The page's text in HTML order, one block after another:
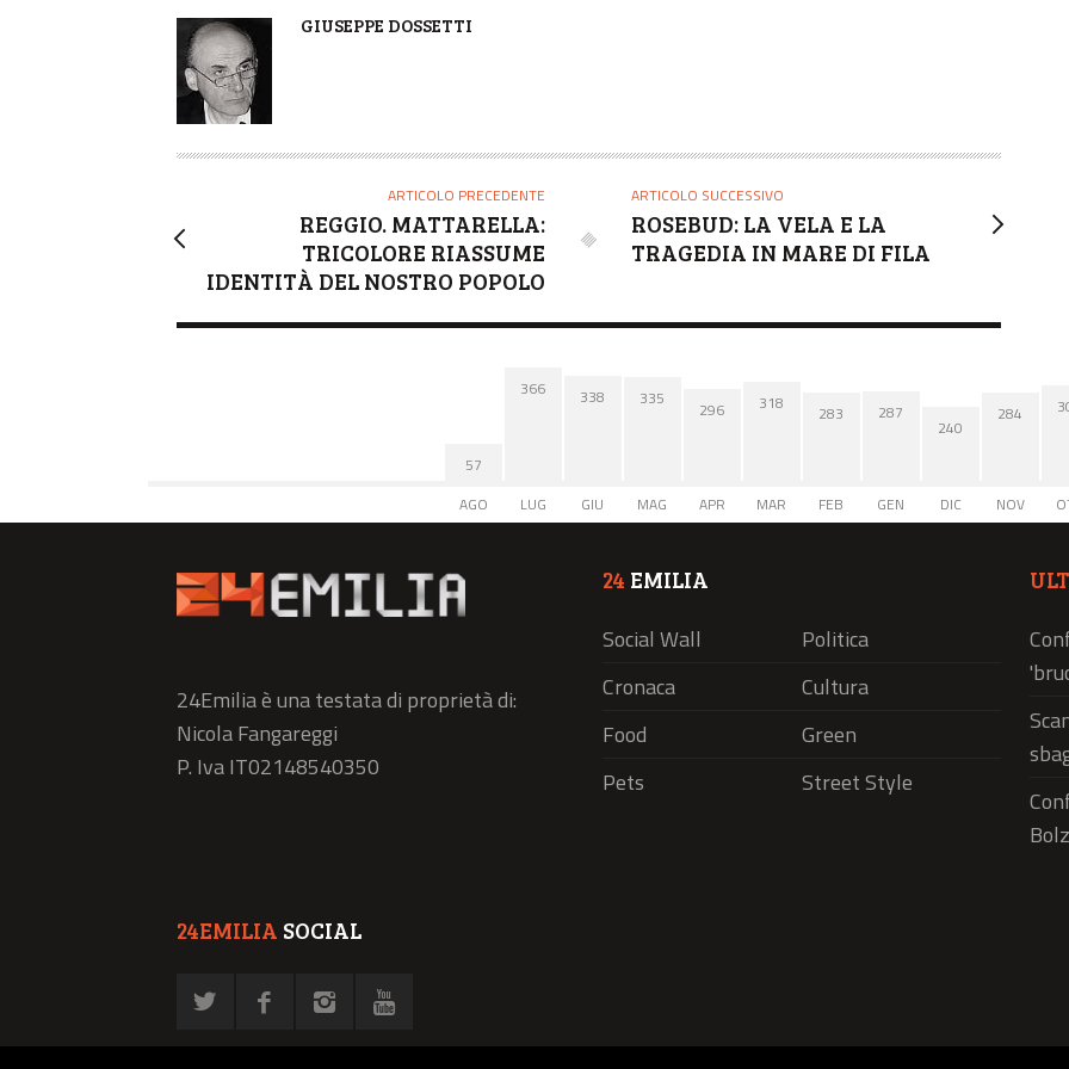
A
E
GIUSEPPE DOSSETTI
ARTICOLO PRECEDENTE
REGGIO. MATTARELLA:
TRICOLORE RIASSUME
IDENTITÀ DEL NOSTRO POPOLO
ARTICOLO SUCCESSIVO
ROSEBUD: LA VELA E LA
TRAGEDIA IN MARE DI FILA
57
AGO
366
LUG
338
GIU
335
MAG
296
APR
318
MAR
283
FEB
287
GEN
240
DIC
284
NOV
24Emilia è una testata di proprietà di:
Nicola Fangareggi
P. Iva IT02148540350
24 EMILIA
Social Wall
Politica
Cronaca
Cultura
Food
Green
Pets
Street Style
24EMILIA SOCIAL